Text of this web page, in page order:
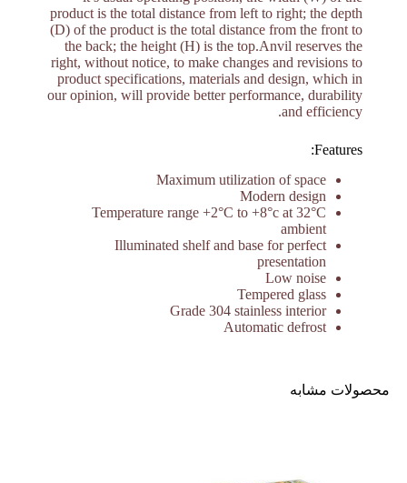
product is the total distance from left to right; the depth
(D) of the product is the total distance from the front to
the back; the height (H) is the top.Anvil reserves the
right, without notice, to make changes and revisions to
product specifications, materials and design, which in
our opinion, will provide better performance, durability
and efficiency.
Features:
Maximum utilization of space
Modern design
Temperature range +2°C to +8°c at 32°C
ambient
Illuminated shelf and base for perfect
presentation
Low noise
Tempered glass
Grade 304 stainless interior
Automatic defrost
محصولات مشابه